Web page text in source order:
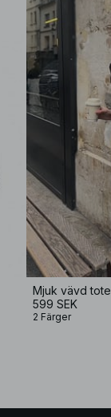
Mjuk vävd tote
599 SEK
2 Färger